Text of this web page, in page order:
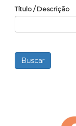
Título / Descrição